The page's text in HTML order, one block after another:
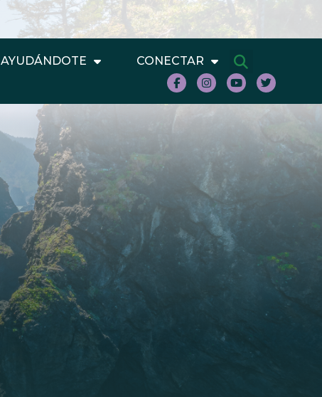
AYUDÁNDOTE CONECTAR